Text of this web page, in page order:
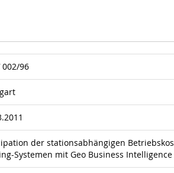
002/96
der stationsabhängigen
Systemen mit Geo Business Intelligence